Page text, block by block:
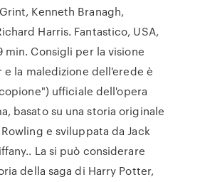
Kenneth Branagh,
Harris. Fantastico, USA,
min. Consigli per la visione
e la maledizione dell'erede è
ufficiale dell'opera
basato su una storia originale
e sviluppata da Jack
La si può considerare
della saga di Harry Potter,